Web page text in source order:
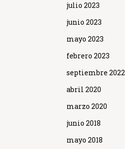
julio 2023
junio 2023
mayo 2023
febrero 2023
septiembre 2022
abril 2020
marzo 2020
junio 2018
mayo 2018